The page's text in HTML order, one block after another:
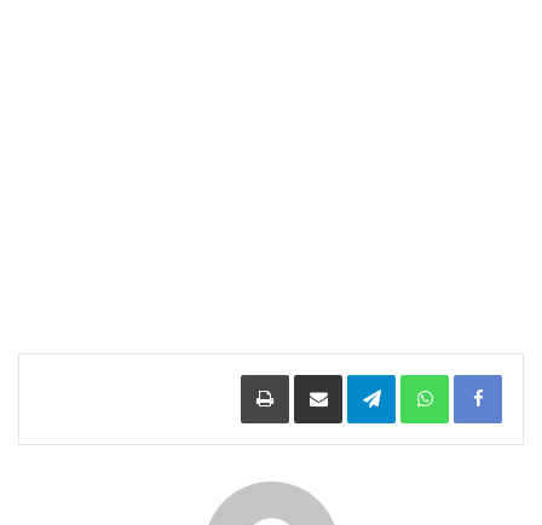
Facebook
WhatsApp
Telegramمشاركة عبر البريد طباعة